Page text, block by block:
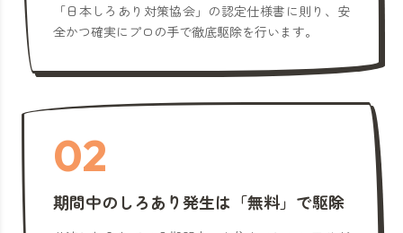
「日本しろあり対策協会」の認定仕様書に則り、安
全かつ確実にプロの手で徹底駆除を行います。
02
期間中のしろあり発生は「無料」で駆除